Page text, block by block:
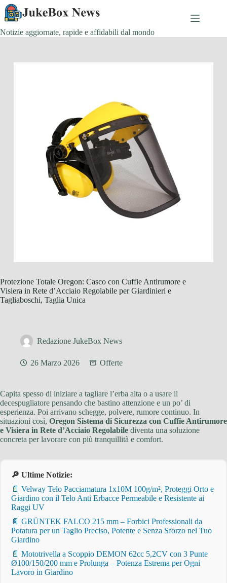
Salta
contenuto
Notizie aggiornate, rapide e affidabili dal mondo
Protezione Totale Oregon: Casco con Cuffie Antirumore e
Visiera in Rete d’Acciaio Regolabile per Giardinieri e
Tagliaboschi, Taglia Unica
Redazione JukeBox News
26 Marzo 2026 Offerte
Capita spesso di iniziare a tagliare l’erba alta o a usare il
decespugliatore pensando che bastino attenzione e un po’ di
esperienza. Poi arrivano schegge, polvere, rumore continuo. In
situazioni così, Oregon Sistema di Sicurezza con Cuffie Antirumore
e Visiera in Rete d’Acciaio Regolabile diventa una soluzione
concreta per lavorare con più tranquillità e comfort.
🔎 Ultime Notizie:
📄 Velway Telo Pacciamatura 1x10M 100g/m², Proteggi Orto e
Giardino con il Telo Anti Erbacce Permeabile e Resistente ai
Raggi UV
📄 GRÜNTEK FALCO 215 mm – Forbici Professionali da
Potatura per un Taglio Preciso, Potente e Senza Sforzo nel Tuo
Giardino
📄 Mototrivella a Scoppio DEMON 62cc 5,2CV con 3 Punte
Ø100/150/200 mm e Prolunga – Potenza Estrema per Ogni
Lavoro in Giardino